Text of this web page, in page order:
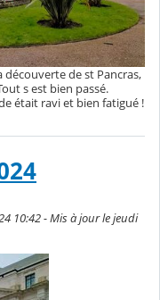
découverte de st Pancras,
s est bien passé.
était ravi et bien fatigué !
10:42 - Mis à jour le jeudi